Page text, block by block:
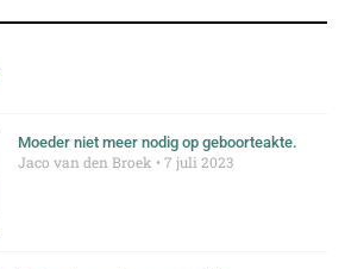
Moeder niet meer nodig op geboorteakte.
Jaco van den Broek 7 juli 2023